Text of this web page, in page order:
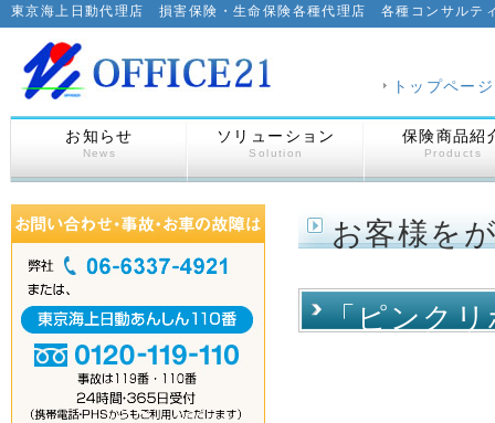
東京海上日動代理店 損害保険・生命保険各種代理店 各種コンサルテ
トップページ
お知らせ
News
ソリューション
Solution
保険商品紹
Products
お客様を
「ピンク